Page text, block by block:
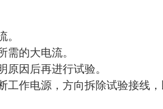
的大电流。
因后再进行试验。
作电源，方向拆除试验接线，